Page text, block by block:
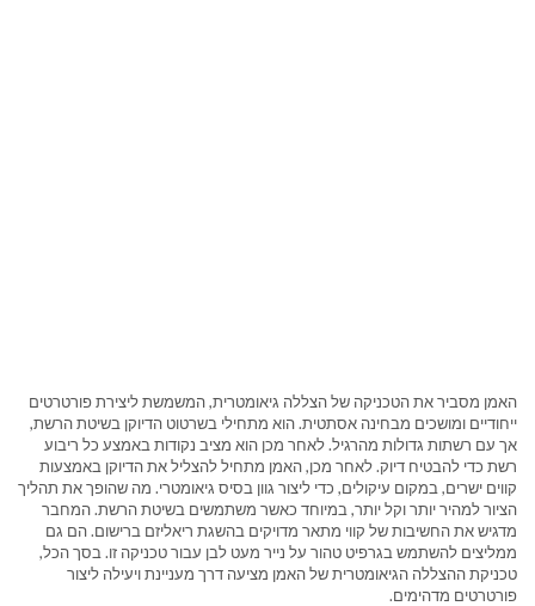
האמן מסביר את הטכניקה של הצללה גיאומטרית, המשמשת ליצירת פורטרטים
ייחודיים ומושכים מבחינה אסתטית. הוא מתחילי בשרטוט הדיוקן בשיטת הרשת,
אך עם רשתות גדולות מהרגיל. לאחר מכן הוא מציב נקודות באמצע כל ריבוע
רשת כדי להבטיח דיוק. לאחר מכן, האמן מתחיל להצליל את הדיוקן באמצעות
קווים ישרים, במקום עיקולים, כדי ליצור גוון בסיס גיאומטרי. מה שהופך את תהליך
הציור למהיר יותר וקל יותר, במיוחד כאשר משתמשים בשיטת הרשת. המחבר
מדגיש את החשיבות של קווי מתאר מדויקים בהשגת ריאליזם ברישום. הם גם
ממליצים להשתמש בגרפיט טהור על נייר מעט לבן עבור טכניקה זו. בסך הכל,
טכניקת ההצללה הגיאומטרית של האמן מציעה דרך מעניינת ויעילה ליצור
פורטרטים מדהימים.